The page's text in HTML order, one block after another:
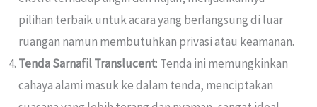
pilihan terbaik untuk acara yang berlangsung di luar
ruangan namun membutuhkan privasi atau keamanan.
Tenda Sarnafil Translucent: Tenda ini memungkinkan
cahaya alami masuk ke dalam tenda, menciptakan